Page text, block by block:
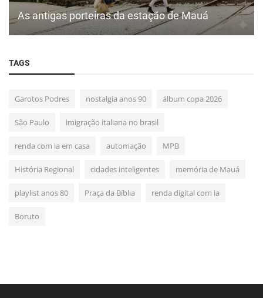
As antigas porteiras da estação de Mauá
TAGS
Garotos Podres nostalgia anos 90 álbum copa 2026
São Paulo imigração italiana no brasil
renda com ia em casa automação MPB
História Regional cidades inteligentes memória de Mauá
playlist anos 80 Praça da Bíblia renda digital com ia
Boruto